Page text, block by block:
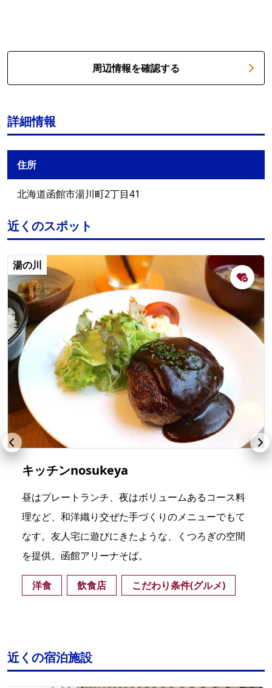
周辺情報を確認する
詳細情報
住所
北海道函館市湯川町2丁目41
近くのスポット
湯の川
キッチンnosukeya
昼はプレートランチ、夜はボリュームあるコース料
理など、和洋織り交ぜた手づくりのメニューでもて
なす。友人宅に遊びにきたような、くつろぎの空間
を提供。函館アリーナそば。
洋食 飲食店 こだわり条件(グルメ)
近くの宿泊施設